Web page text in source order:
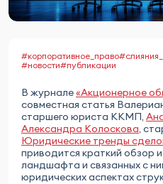
#корпоративное_право
#новости#публикации
В журнале«Акционерное
совместная статья
старшего юриста ККМП,
Александра Колоскова,
Юридические тренды
приводится краткий обзор
ландшафта и связанных с
юридических аспектах